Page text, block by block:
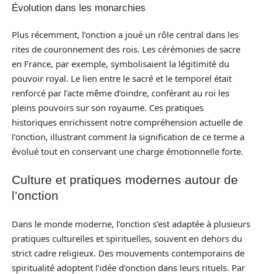
Évolution dans les monarchies
Plus récemment, l’onction a joué un rôle central dans les
rites de couronnement des rois. Les cérémonies de sacre
en France, par exemple, symbolisaient la légitimité du
pouvoir royal. Le lien entre le sacré et le temporel était
renforcé par l’acte même d’oindre, conférant au roi les
pleins pouvoirs sur son royaume. Ces pratiques
historiques enrichissent notre compréhension actuelle de
l’onction, illustrant comment la signification de ce terme a
évolué tout en conservant une charge émotionnelle forte.
Culture et pratiques modernes autour de
l’onction
Dans le monde moderne, l’onction s’est adaptée à plusieurs
pratiques culturelles et spirituelles, souvent en dehors du
strict cadre religieux. Des mouvements contemporains de
spiritualité adoptent l’idée d’onction dans leurs rituels. Par